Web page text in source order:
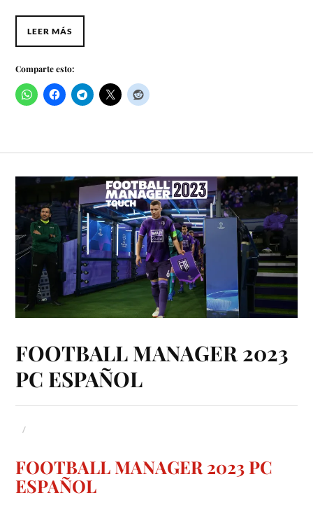
LEER MÁS
Comparte esto:
FOOTBALL MANAGER 2023
PC ESPAÑOL
FOOTBALL MANAGER 2023 PC
ESPAÑOL